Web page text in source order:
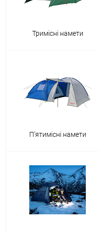
Тримісні намети
П'ятимісні намети